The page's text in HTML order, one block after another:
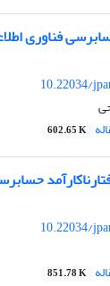
فناوری
10.22034/
602.65 K
10.22034/
851.78 K